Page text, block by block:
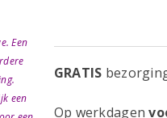
Een
een
GRATIS
Op werkdagen